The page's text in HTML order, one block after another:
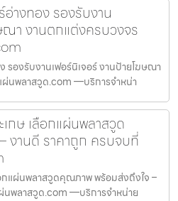
อ่างทอง รองรับงาน
ณา งานตกแต่งครบวงจร
รองรับงานเฟอร์นิเจอร์ งานป้ายโฆษณา
นพลาสวูด.com —บริการจำหน่า
กษ เลือกแผ่นพลาสวูด
งานดี ราคาถูก ครบจบที่
กแผ่นพลาสวูดคุณภาพ พร้อมส่งถึงใจ –
นพลาสวูด.com —บริการจำหน่าย